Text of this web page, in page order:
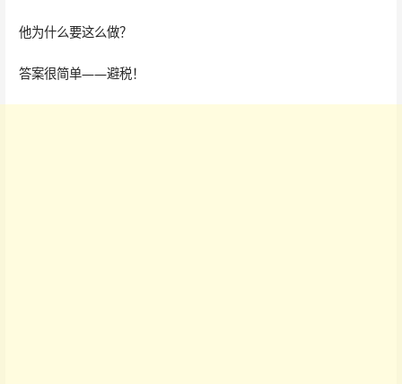
他为什么要这么做？
答案很简单——避税！